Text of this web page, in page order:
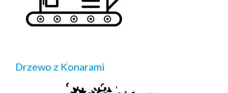
Drzewo z Konarami